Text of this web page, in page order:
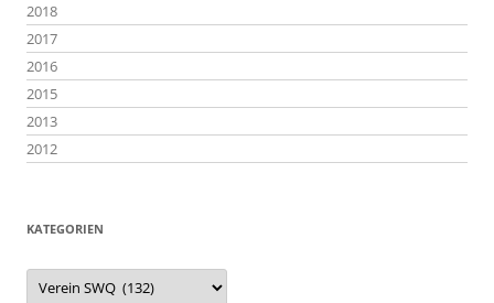
2018
2017
2016
2015
2013
2012
KATEGORIEN
Kategorien